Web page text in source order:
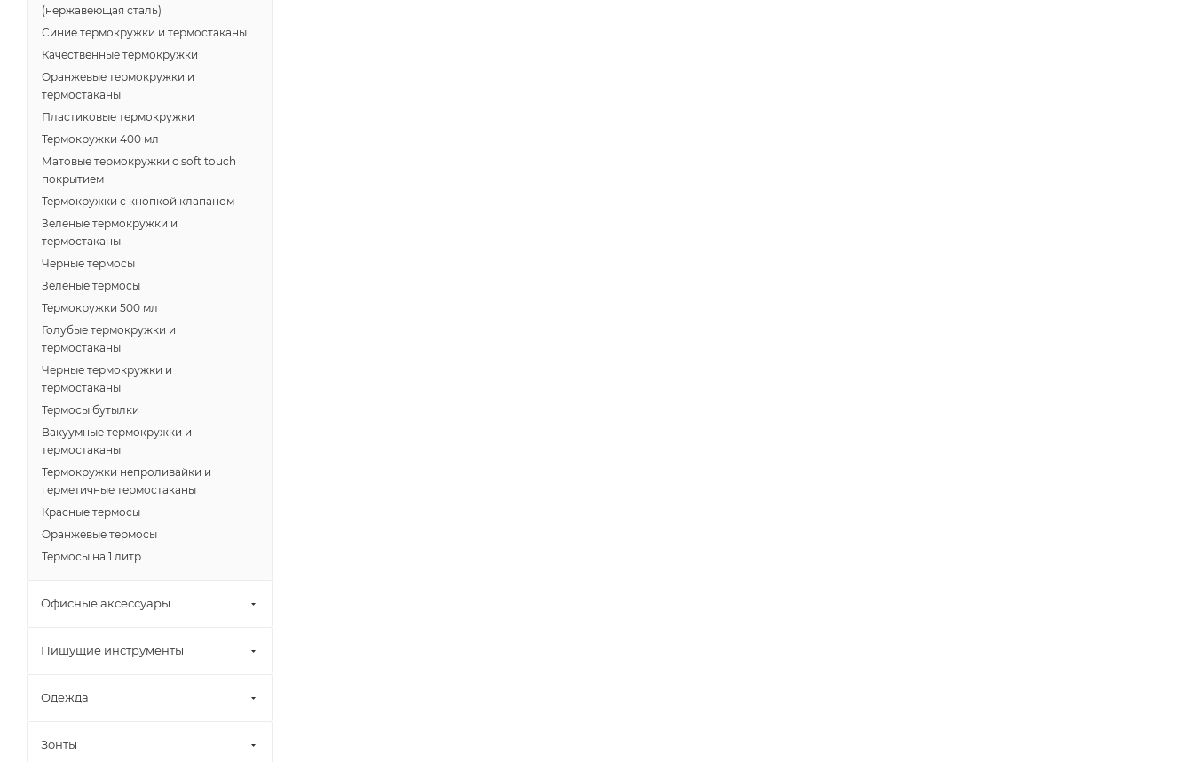
(нержавеющая сталь)
Синие термокружки и термостаканы
Качественные термокружки
Оранжевые термокружки и
термостаканы
Пластиковые термокружки
Термокружки 400 мл
Матовые термокружки с soft touch
покрытием
Термокружки с кнопкой клапаном
Зеленые термокружки и
термостаканы
Черные термосы
Зеленые термосы
Термокружки 500 мл
Голубые термокружки и
термостаканы
Черные термокружки и
термостаканы
Термосы бутылки
Вакуумные термокружки и
термостаканы
Термокружки непроливайки и
герметичные термостаканы
Красные термосы
Оранжевые термосы
Термосы на 1 литр
Офисные аксессуары
Пишущие инструменты
Одежда
Зонты